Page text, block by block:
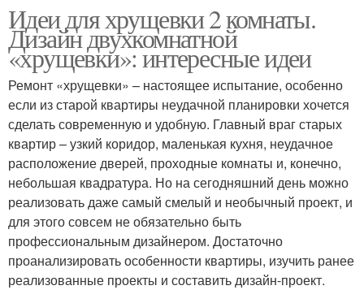
Идеи для хрущевки 2 комнаты.
Дизайн двухкомнатной
«хрущевки»: интересные идеи
Ремонт «хрущевки» – настоящее испытание, особенно
если из старой квартиры неудачной планировки хочется
сделать современную и удобную. Главный враг старых
квартир – узкий коридор, маленькая кухня, неудачное
расположение дверей, проходные комнаты и, конечно,
небольшая квадратура. Но на сегодняшний день можно
реализовать даже самый смелый и необычный проект, и
для этого совсем не обязательно быть
профессиональным дизайнером. Достаточно
проанализировать особенности квартиры, изучить ранее
реализованные проекты и составить дизайн-проект.